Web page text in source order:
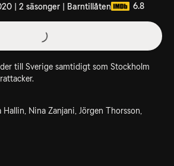
| 2 säsonger | Barntillåten 6.8
till Sverige samtidigt som Stockholm
Nina Zanjani, Jörgen Thorsson,